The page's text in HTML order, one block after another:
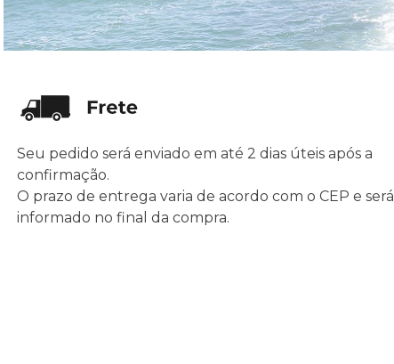
Seu pedido será enviado em até 2 dias úteis após a
confirmação.
O prazo de entrega varia de acordo com o CEP e será
informado no final da compra.